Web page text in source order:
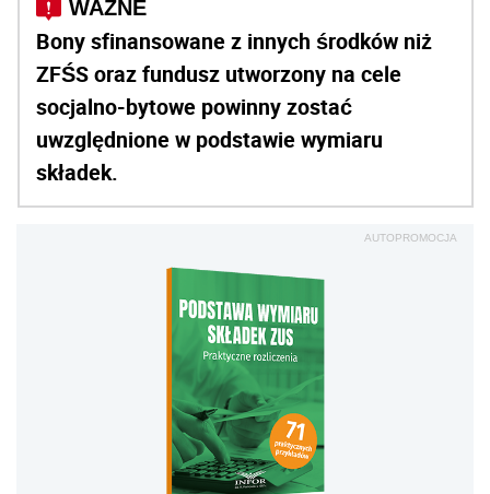
Bony sfinansowane z innych środków niż
ZFŚS oraz fundusz utworzony na cele
socjalno-bytowe powinny zostać
uwzględnione w podstawie wymia­ru
składek.
AUTOPROMOCJA